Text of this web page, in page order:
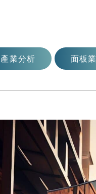
產業分析 面板業